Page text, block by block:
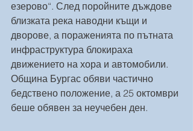
езерово“. След поройните дъждове
близката река наводни къщи и
дворове, а пораженията по пътната
инфраструктура блокираха
движението на хора и автомобили.
Община Бургас обяви частично
бедствено положение, а 25 октомври
беше обявен за неучебен ден.